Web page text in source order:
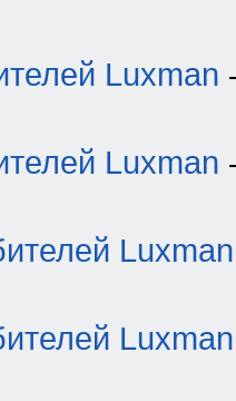
Luxman
Luxman
Luxman
Luxman